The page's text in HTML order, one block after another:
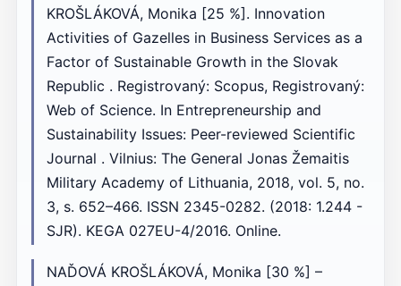
KROŠLÁKOVÁ, Monika [25 %]. Innovation
Activities of Gazelles in Business Services as a
Factor of Sustainable Growth in the Slovak
Republic . Registrovaný: Scopus, Registrovaný:
Web of Science. In Entrepreneurship and
Sustainability Issues: Peer-reviewed Scientific
Journal . Vilnius: The General Jonas Žemaitis
Military Academy of Lithuania, 2018, vol. 5, no.
3, s. 652–466. ISSN 2345-0282. (2018: 1.244 -
SJR). KEGA 027EU-4/2016. Online.
NAĎOVÁ KROŠLÁKOVÁ, Monika [30 %] –